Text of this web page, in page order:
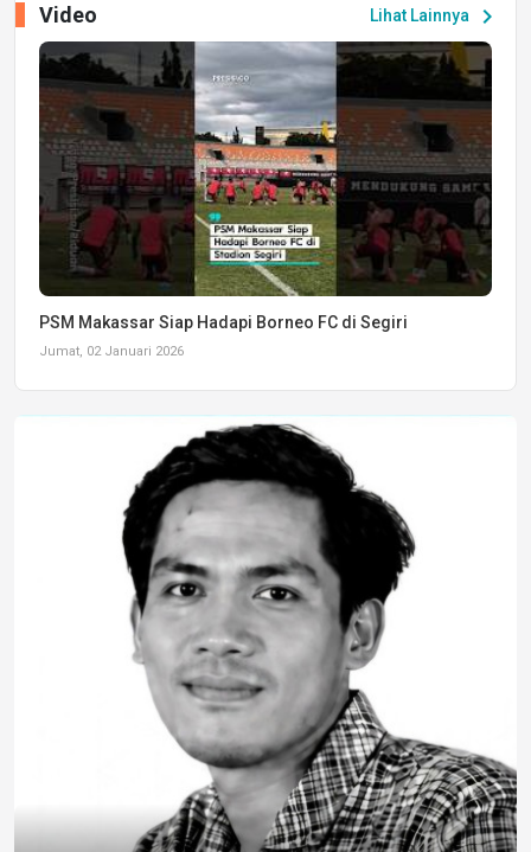
Lihat Lainnya chevron_right
Video
PSM Makassar Siap Hadapi Borneo FC di Segiri
Jumat, 02 Januari 2026